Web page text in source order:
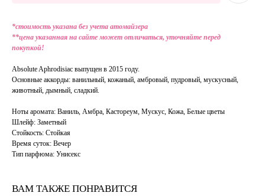
*стоимость указана без учета атомайзера
**цена указанная на сайте может отличаться, уточняйте перед
покупкой!
Absolute Aphrodisiac выпущен в 2015 году.
Основные аккорды: ванильный, кожаный, амбровый, пудровый, мускусный,
животный, дымный, сладкий.
Ноты аромата: Ваниль, Амбра, Кастореум, Мускус, Кожа, Белые цветы
Шлейф: Заметный
Стойкость: Стойкая
Время суток: Вечер
Тип парфюма: Унисекс
ВАМ ТАКЖЕ ПОНРАВИТСЯ